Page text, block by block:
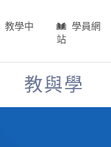
教學中
學員網
站
教與學